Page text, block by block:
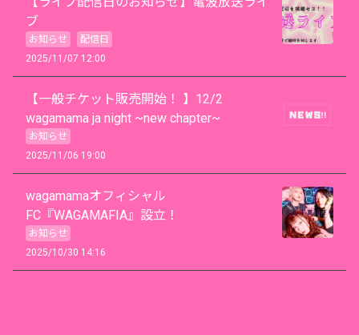
ブ
お知らせ
配信日
2025/11/07 12:00
【一般チケット販売開始！ 】12/2
wagamama ja night ~new chapter~
お知らせ
2025/11/06 19:00
wagamamaオフィシャル
FC『WAGAMAFIA』設立！
お知らせ
2025/10/30 14:16